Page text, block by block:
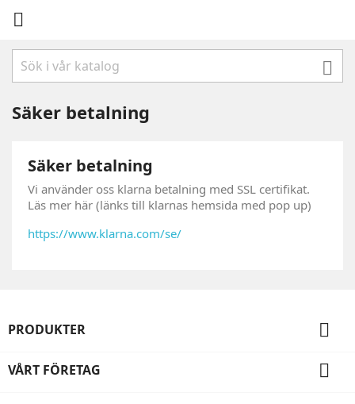


Säker betalning
Säker betalning
Vi använder oss klarna betalning med SSL certifikat.
Läs mer här (länks till klarnas hemsida med pop up)
https://www.klarna.com/se/
PRODUKTER 
VÅRT FÖRETAG 